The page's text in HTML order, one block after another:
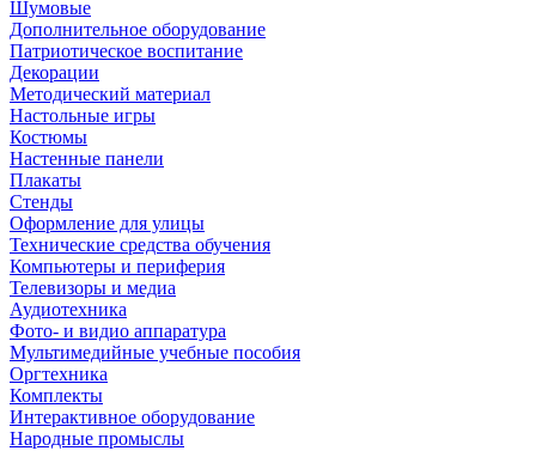
Шумовые
Дополнительное оборудование
Патриотическое воспитание
Декорации
Методический материал
Настольные игры
Костюмы
Настенные панели
Плакаты
Стенды
Оформление для улицы
Технические средства обучения
Компьютеры и периферия
Телевизоры и медиа
Аудиотехника
Фото- и видио аппаратура
Мультимедийные учебные пособия
Оргтехника
Комплекты
Интерактивное оборудование
Народные промыслы